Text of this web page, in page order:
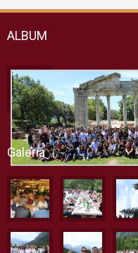
ALBUM
Galeria